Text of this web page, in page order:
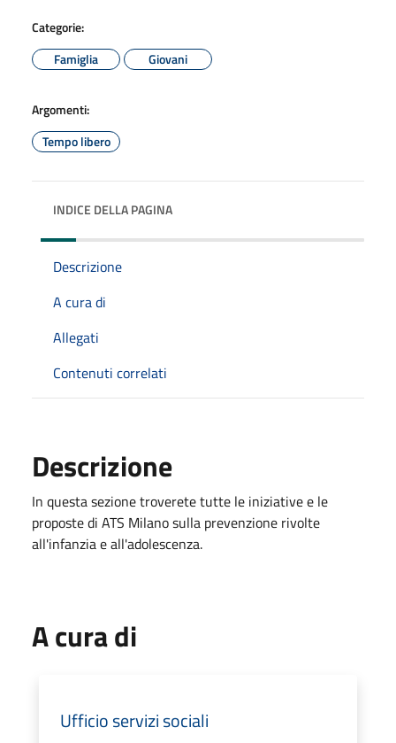
Categorie:
Famiglia
Giovani
Argomenti:
Tempo libero
INDICE DELLA PAGINA
Descrizione
A cura di
Allegati
Contenuti correlati
Descrizione
In questa sezione troverete tutte le iniziative e le
proposte di ATS Milano sulla prevenzione rivolte
all'infanzia e all'adolescenza.
A cura di
Ufficio servizi sociali